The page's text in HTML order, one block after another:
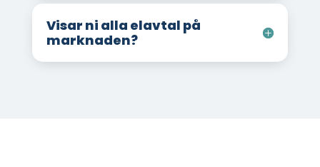
Visar ni alla elavtal på
marknaden?